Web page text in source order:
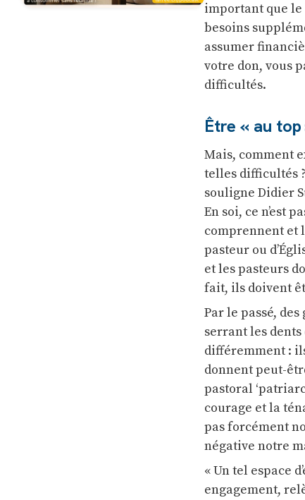
important que le
besoins
assumer
votre don, vous
difficultés.
Être « au
Mais, comment
telles difficultés
souligne Didier
En soi, ce n’est
comprennent et
pasteur ou
et les pasteurs
fait, ils doivent
Par le passé,
serrant les
différemment :
donnent peut-
pastoral
courage et la
pas forcément
négative notre
« Un tel espace
engagement,